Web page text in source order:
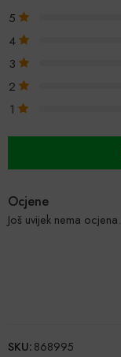
5
4
3
2
1
Ocjene
Još uvijek nema ocjena.
SKU:868995